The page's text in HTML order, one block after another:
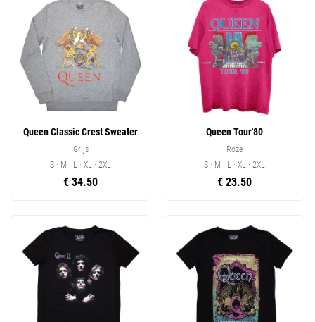
Queen Classic Crest Sweater
Grijs
S · M · L · XL · 2XL
€ 34.50
Queen Tour'80
Roze
S · M · L · XL · 2XL
€ 23.50